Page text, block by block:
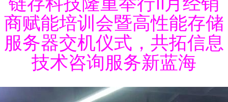
商赋能培训会暨高性能存储
服务器交机仪式，共拓信息
技术咨询服务新蓝海